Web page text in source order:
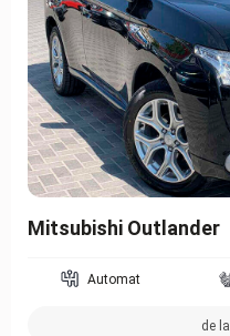
Mitsubishi Outlander
Automat
de la